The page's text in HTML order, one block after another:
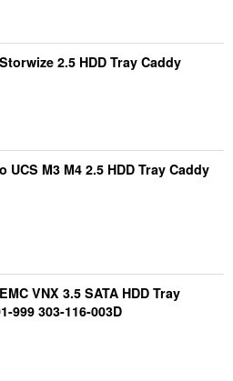
2.5 HDD Tray Caddy
UCS M3 M4 2.5 HDD Tray Caddy
VNX 3.5 SATA HDD Tray
999 303-116-003D